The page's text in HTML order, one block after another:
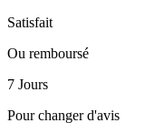
Satisfait
Ou remboursé
7 Jours
Pour changer d'avis